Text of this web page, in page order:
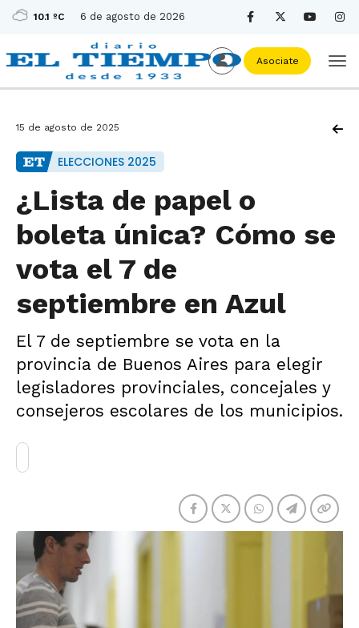
10.1 ºC 6 de agosto de 2026
Asociate
15 de agosto de 2025
ELECCIONES 2025
¿Lista de papel o
boleta única? Cómo se
vota el 7 de
septiembre en Azul
El 7 de septiembre se vota en la
provincia de Buenos Aires para elegir
legisladores provinciales, concejales y
consejeros escolares de los municipios.